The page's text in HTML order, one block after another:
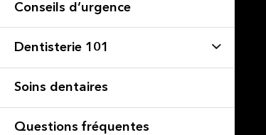
Conseils d’urgence
Dentisterie 101
Soins dentaires
Questions fréquentes